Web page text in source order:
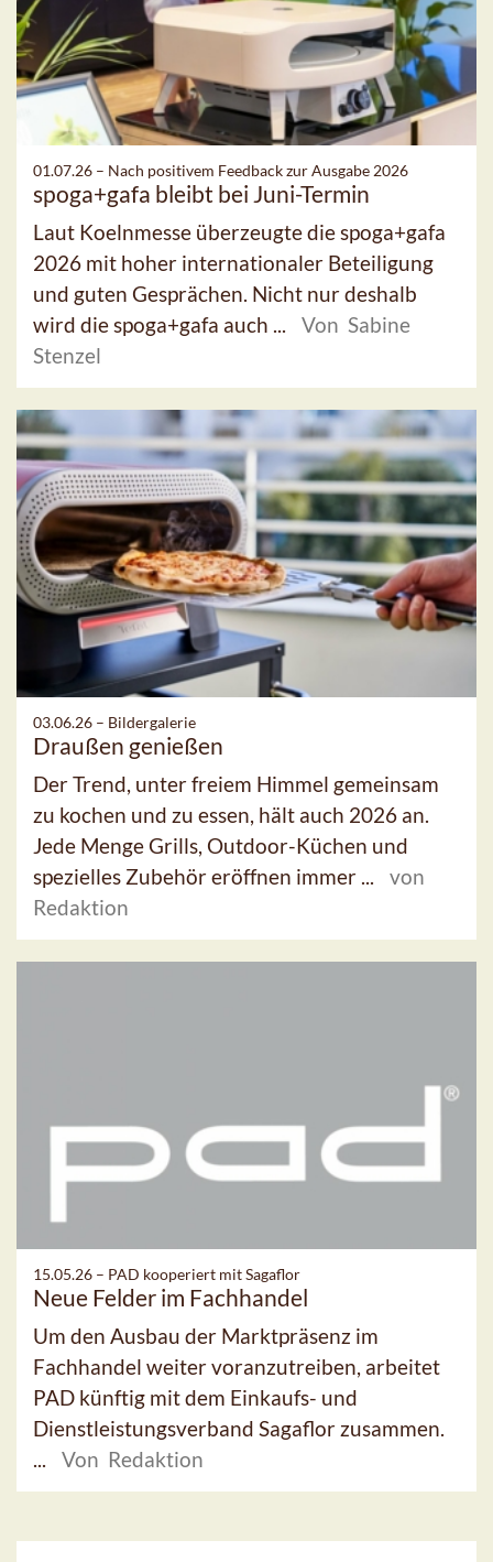
01.07.26 – Nach positivem Feedback zur Ausgabe 2026
spoga+gafa bleibt bei Juni-Termin
Laut Koelnmesse überzeugte die spoga+gafa
2026 mit hoher internationaler Beteiligung
und guten Gesprächen. Nicht nur deshalb
wird die spoga+gafa auch ...
Von Sabine
Stenzel
03.06.26 – Bildergalerie
Draußen genießen
Der Trend, unter freiem Himmel gemeinsam
zu kochen und zu essen, hält auch 2026 an.
Jede Menge Grills, Outdoor-Küchen und
spezielles Zubehör eröffnen immer ...
von
Redaktion
15.05.26 – PAD kooperiert mit Sagaflor
Neue Felder im Fachhandel
Um den Ausbau der Marktpräsenz im
Fachhandel weiter voranzutreiben, arbeitet
PAD künftig mit dem Einkaufs- und
Dienstleistungsverband Sagaflor zusammen.
...
Von Redaktion